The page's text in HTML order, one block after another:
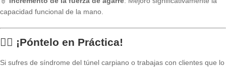
capacidad funcional de la mano.
🏃‍♂️ ¡Póntelo en Práctica!
Si sufres de síndrome del túnel carpiano o trabajas con clientes que lo